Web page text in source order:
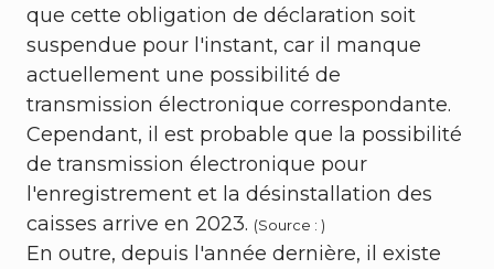
que cette obligation de déclaration soit
suspendue pour l'instant, car il manque
actuellement une possibilité de
transmission électronique correspondante.
Cependant, il est probable que la possibilité
de transmission électronique pour
l'enregistrement et la désinstallation des
caisses arrive en 2023. (Source : )
En outre, depuis l'année dernière, il existe